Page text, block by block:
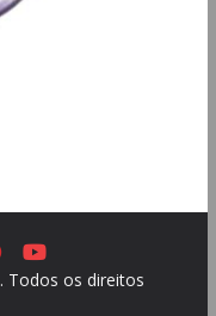
. Todos os direitos